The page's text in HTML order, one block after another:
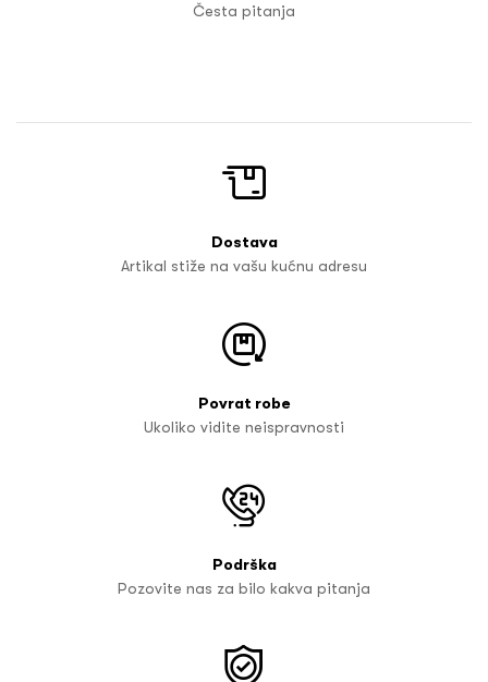
Česta pitanja
Dostava
Artikal stiže na vašu kućnu adresu
Povrat robe
Ukoliko vidite neispravnosti
Podrška
Pozovite nas za bilo kakva pitanja